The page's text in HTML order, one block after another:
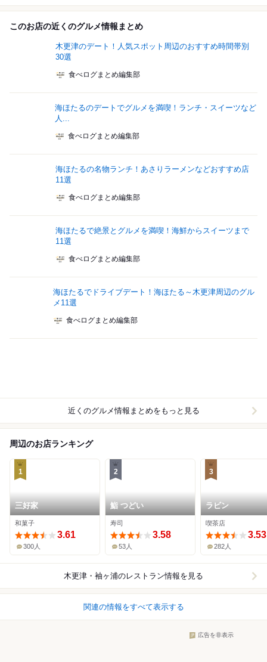
このお店の近くのグルメ情報まとめ
木更津のデート！人気スポット周辺のおすすめ時間帯別
30選
食べログまとめ編集部
海ほたるのデートでグルメを満喫！ランチ・スイーツなど
人...
食べログまとめ編集部
海ほたるの名物ランチ！あさりラーメンなどおすすめ店
11選
食べログまとめ編集部
海ほたるで絶景とグルメを満喫！海鮮からスイーツまで
11選
食べログまとめ編集部
海ほたるでドライブデート！海ほたる～木更津周辺のグル
メ11選
食べログまとめ編集部
近くのグルメ情報まとめをもっと見る
周辺のお店ランキング
1
三好家
和菓子
3.61
300人
2
鮨 つどい
寿司
3.58
53人
3
ラビン
喫茶店
3.53
282人
木更津・袖ヶ浦のレストラン情報を見る
関連の情報をすべて表示する
広告を非表示